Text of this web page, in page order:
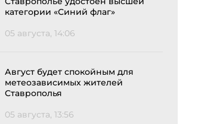
категории «Синий флаг»
05 августа, 14:06
Август будет спокойным для
метеозависимых жителей
Ставрополья
05 августа, 13:56